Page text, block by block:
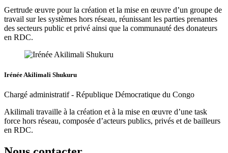
Gertrude œuvre pour la création et la mise en œuvre d’un groupe de
travail sur les systèmes hors réseau, réunissant les parties prenantes
des secteurs public et privé ainsi que la communauté des donateurs
en RDC.
Irénée Akilimali Shukuru
Chargé administratif - République Démocratique du Congo
Akilimali travaille à la création et à la mise en œuvre d’une task
force hors réseau, composée d’acteurs publics, privés et de bailleurs
en RDC.